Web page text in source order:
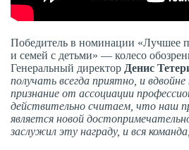
Победитель в номинации «Лучшее
и семей с детьми» — колесо
Генеральный директор Денис
получать всегда приятно, и
признание от ассоциации
действительно считаем, что наш
является новой
заслужил эту награду, и вся